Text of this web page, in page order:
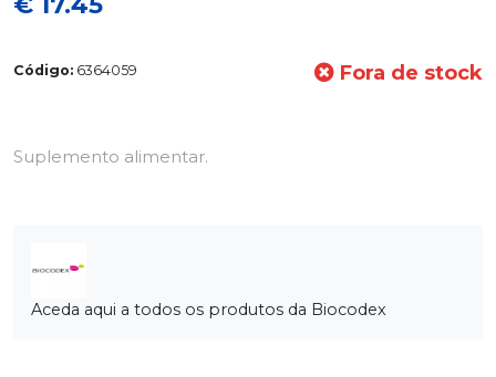
Código: 6364059 Fora de stock
Suplemento alimentar.
Aceda aqui a todos os produtos da Biocodex